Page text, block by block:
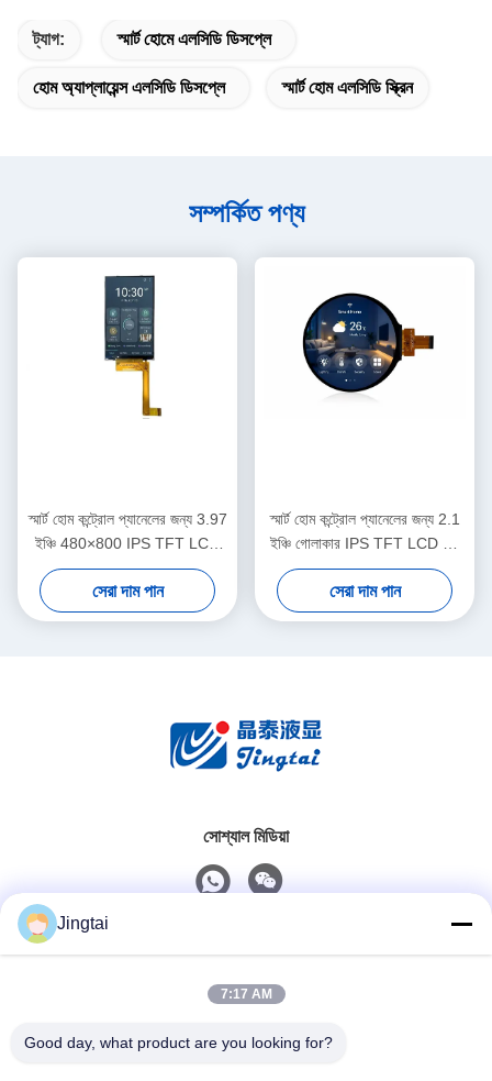
ট্যাগ: স্মার্ট হোমে এলসিডি ডিসপ্লে
হোম অ্যাপ্লায়েন্স এলসিডি ডিসপ্লে স্মার্ট হোম এলসিডি স্ক্রিন
সম্পর্কিত পণ্য
স্মার্ট হোম কন্ট্রোল প্যানেলের জন্য 3.97
ইঞ্চি 480×800 IPS TFT LCD
ডিসপ্লে
সেরা দাম পান
স্মার্ট হোম কন্ট্রোল প্যানেলের জন্য 2.1
ইঞ্চি গোলাকার IPS TFT LCD টাচ
ডিসপ্লে 480×480 MIPI RGB
ইন্টারফেস
সেরা দাম পান
সোশ্যাল মিডিয়া
0086-755-27491128
Jingtai
7:17 AM
Good day, what product are you looking for?